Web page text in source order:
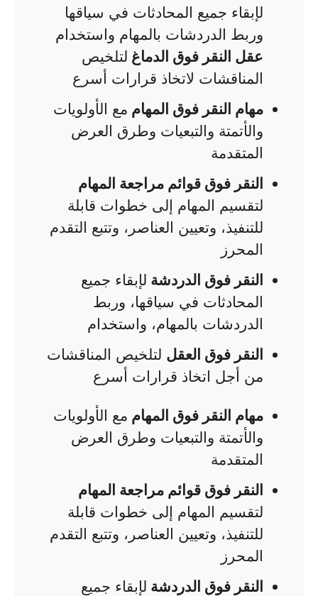
لإبقاء جميع المحادثات في سياقها
وربط الدردشات بالمهام واستخدام
عقل النقر فوق الدماغ لتلخيص
المناقشات لاتخاذ قرارات أسرع
مهام النقر فوق المهام مع الأولويات
والأتمتة والتبعيات وطرق العرض
المتقدمة
النقر فوق قوائم مراجعة المهام
لتقسيم المهام إلى خطوات قابلة
للتنفيذ، وتعيين العناصر، وتتبع التقدم
المحرز
النقر فوق الدردشة لإبقاء جميع
المحادثات في سياقها، وربط
الدردشات بالمهام، واستخدام
النقر فوق العقل لتلخيص المناقشات
من أجل اتخاذ قرارات أسرع
مهام النقر فوق المهام مع الأولويات
والأتمتة والتبعيات وطرق العرض
المتقدمة
النقر فوق قوائم مراجعة المهام
لتقسيم المهام إلى خطوات قابلة
للتنفيذ، وتعيين العناصر، وتتبع التقدم
المحرز
النقر فوق الدردشة لإبقاء جميع